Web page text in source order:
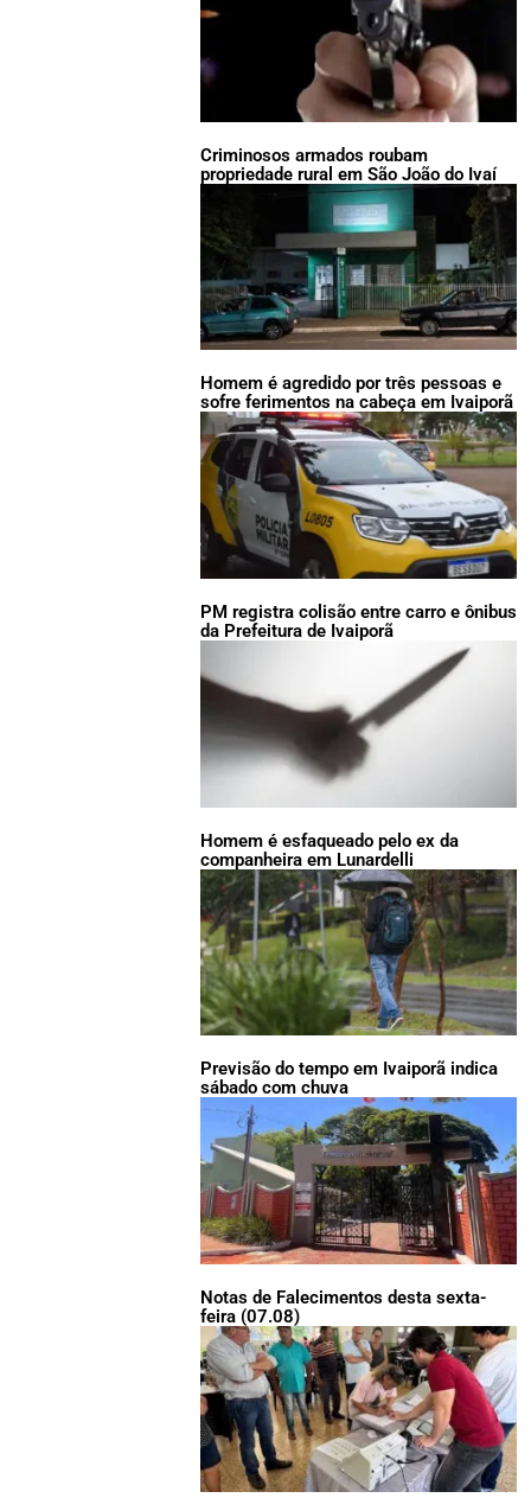
Criminosos armados roubam
propriedade rural em São João do Ivaí
Homem é agredido por três pessoas e
sofre ferimentos na cabeça em Ivaiporã
PM registra colisão entre carro e ônibus
da Prefeitura de Ivaiporã
Homem é esfaqueado pelo ex da
companheira em Lunardelli
Previsão do tempo em Ivaiporã indica
sábado com chuva
Notas de Falecimentos desta sexta-
feira (07.08)